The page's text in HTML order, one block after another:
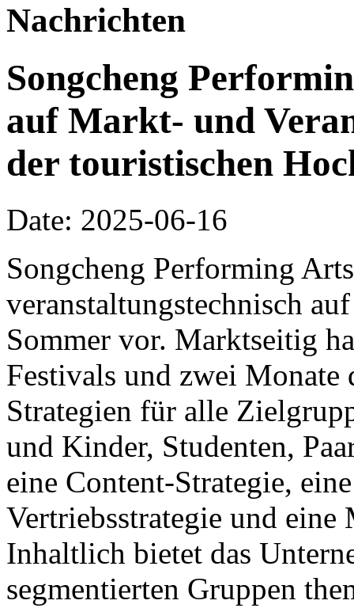
Nachrichten
Songcheng
auf Markt- und
der touristischen
Date: 2025-06-16
Songcheng Performing
veranstaltungstechnisch
Sommer vor. Marktseitig
Festivals und zwei Monate
Strategien für alle
und Kinder, Studenten,
eine Content-Strategie,
Vertriebsstrategie und eine
Inhaltlich bietet das
segmentierten Gruppen